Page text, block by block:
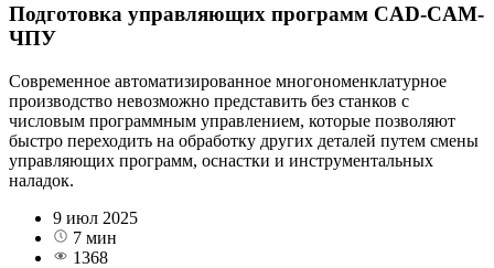
Подготовка управляющих программ CAD-CAM-
ЧПУ
Современное автоматизированное многономенклатурное
производство невозможно представить без станков с
числовым программным управлением, которые позволяют
быстро переходить на обработку других деталей путем смены
управляющих программ, оснастки и инструментальных
наладок.
9 июл 2025
7 мин
1368